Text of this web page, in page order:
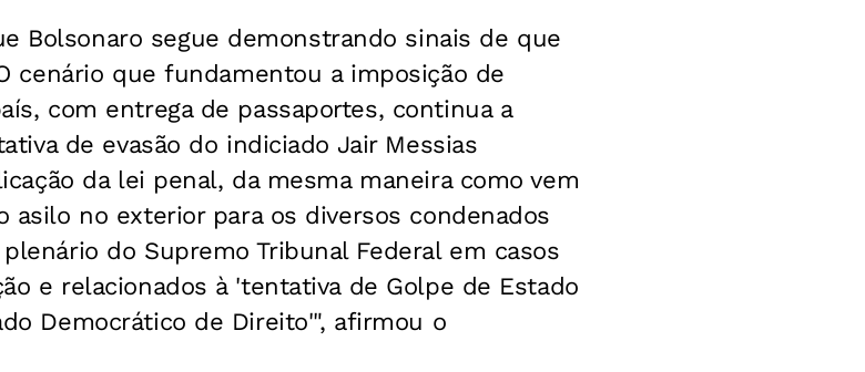
Bolsonaro segue demonstrando sinais de que
cenário que fundamentou a imposição de
com entrega de passaportes, continua a
de evasão do indiciado Jair Messias
da lei penal, da mesma maneira como vem
asilo no exterior para os diversos condenados
do Supremo Tribunal Federal em casos
e relacionados à 'tentativa de Golpe de Estado
Democrático de Direito'", afirmou o